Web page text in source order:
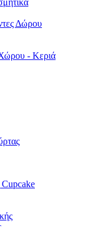
Δώρου
- Κεριά